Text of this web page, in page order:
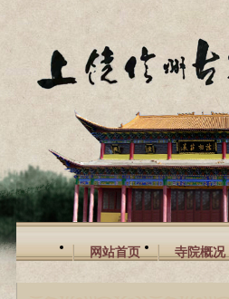
网站首页 寺院概况